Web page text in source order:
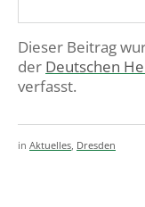
Dieser Beitrag
der Deutschen
verfasst.
in Aktuelles Dresden